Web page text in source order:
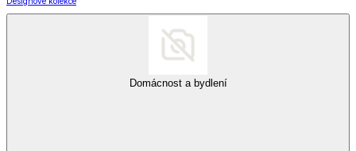
Domácnost a bydlení